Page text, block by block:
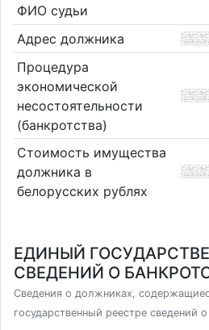
ФИО судьи
Адрес должника
Процедура
экономической
несостоятельности
(банкротства)
Стоимость имущества
должника в
белорусских рублях
ЕДИНЫЙ
СВЕДЕНИЙ О
Сведения о должниках,
государственный реестре сведений